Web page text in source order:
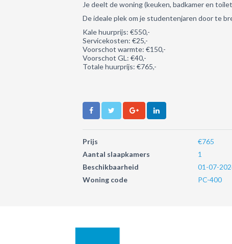
Je deelt de woning (keuken, badkamer en
De ideale plek om je studentenjaren door te
Kale huurprijs: €550,-
Servicekosten: €25,-
Voorschot warmte: €150,-
Voorschot GL: €40,-
Totale huurprijs: €765,-
Prijs €765
Aantal slaapkamers
1
Beschikbaarheid
01-07-
Woning code PC-400